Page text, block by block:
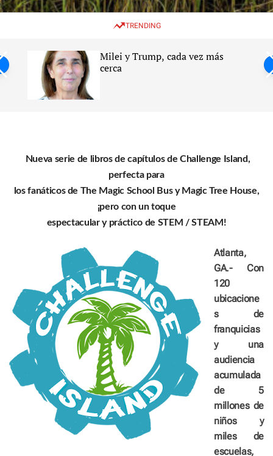
w
c
e
e
TRENDING
Milei y Trump, cada vez más
cerca
Nueva serie de libros de capítulos de Challenge Island,
perfecta para
los fanáticos de The Magic School Bus y Magic Tree House,
¡pero con un toque
espectacular y práctico de STEM / STEAM!
Atlanta,
GA.- Con
120
ubicacione
s de
franquicias
y una
audiencia
acumulada
de 5
millones de
niños y
miles de
escuelas,